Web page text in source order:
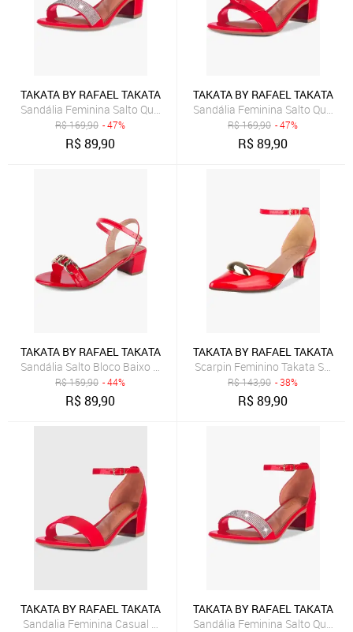
TAKATA BY RAFAEL TAKATA
Sandália Feminina Salto Quadrado Baixo Manta Strass Brilho
R$169,90 - 47%
R$89,90
TAKATA BY RAFAEL TAKATA
Sandália Feminina Salto
R$169,90 - 47%
R$89,90
TAKATA BY RAFAEL TAKATA
Sandália Salto Bloco Baixo Grosso Corrente Metal Takata Vermelho
R$159,90 - 44%
R$89,90
TAKATA BY RAFAEL TAKATA
Scarpin Feminino Takata
R$143,90 - 38%
R$89,90
TAKATA BY RAFAEL TAKATA
Sandalia Feminina Casual Saltinho Baixo Grosso Vermelho Verniz
TAKATA BY RAFAEL TAKATA
Sandália Feminina Salto